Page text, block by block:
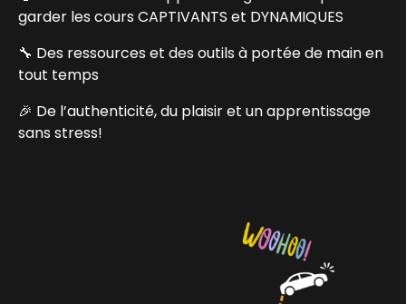
garder les cours CAPTIVANTS et DYNAMIQUES
🔧 Des ressources et des outils à portée de main en
tout temps
🎉 De l’authenticité, du plaisir et un apprentissage
sans stress!